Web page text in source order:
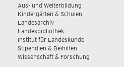
Aus- und Weiterbildung
Kindergärten & Schulen
Landesarchiv
Landesbibliothek
Institut für Landeskunde
Stipendien & Beihilfen
Wissenschaft & Forschung